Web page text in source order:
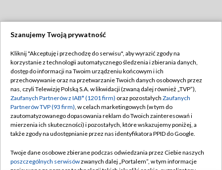
TVP
Abonament TVP
Emisja w TVP
Centrum informacji TVP
Naziemna Telewizja Cyfrowa
Rada Programowa
Regulamin TVP
Polityka prywatności
Moje zgody
Pomoc
Kontakt
Szanujemy Twoją prywatność
Kliknij "Akceptuję i przechodzę do serwisu", aby wyrazić zgody na
korzystanie z technologii automatycznego śledzenia i zbierania danych,
dostęp do informacji na Twoim urządzeniu końcowym i ich
przechowywanie oraz na przetwarzanie Twoich danych osobowych przez
nas, czyli Telewizję Polską S.A. w likwidacji (zwaną dalej również „TVP”),
Zaufanych Partnerów z IAB* (1201 firm) oraz pozostałych Zaufanych
Partnerów TVP (93 firm), w celach marketingowych (w tym do
zautomatyzowanego dopasowania reklam do Twoich zainteresowań i
mierzenia ich skuteczności) i pozostałych, które wskazujemy poniżej, a
także zgody na udostępnianie przez nas identyfikatora PPID do Google.
Twoje dane osobowe zbierane podczas odwiedzania przez Ciebie naszych
poszczególnych serwisówzwanych dalej „Portalem”, w tym informacje